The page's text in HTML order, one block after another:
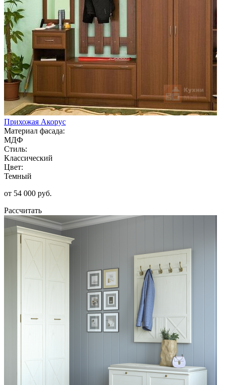
Прихожая Акорус
Материал фасада:
МДФ
Стиль:
Классический
Цвет:
Темный
от 54 000 руб.
Рассчитать